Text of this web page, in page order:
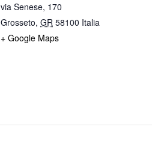
via Senese, 170
Grosseto, GR 58100 Italia
+ Google Maps